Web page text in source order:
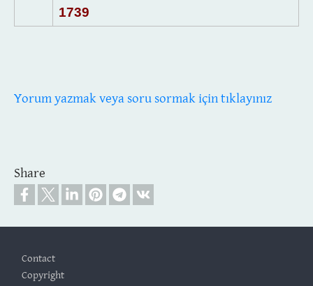
1739
Yorum yazmak veya soru sormak için tıklayınız
Share
Contact
Copyright